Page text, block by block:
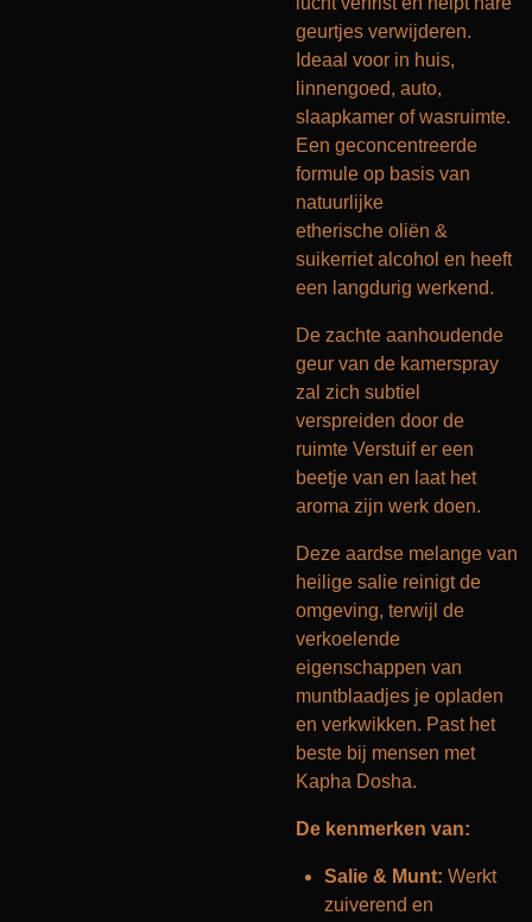
geurtjes verwijderen.
Ideaal voor in huis,
linnengoed, auto,
slaapkamer of wasruimte.
Een geconcentreerde
formule op basis van
natuurlijke
etherische oliën &
suikerriet alcohol en heeft
een langdurig werkend.
De zachte aanhoudende
geur van de kamerspray
zal zich subtiel
verspreiden door de
ruimte Verstuif er een
beetje van en laat het
aroma zijn werk doen.
Deze aardse melange van
heilige salie reinigt de
omgeving, terwijl de
verkoelende
eigenschappen van
muntblaadjes je opladen
en verkwikken. Past het
beste bij mensen met
Kapha Dosha.
De kenmerken van:
Salie & Munt: Werkt
zuiverend en